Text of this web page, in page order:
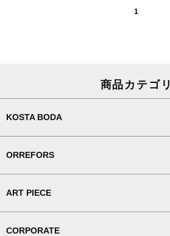
1
商品カテゴリ
KOSTA BODA
ORREFORS
ART PIECE
CORPORATE